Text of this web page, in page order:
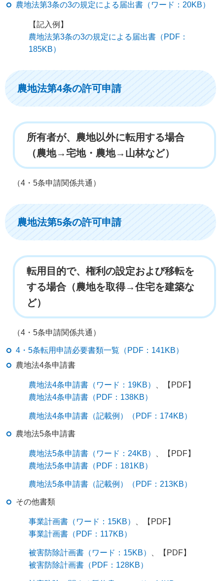
農地法第3条の3の規定による届出書（ワード：20KB）
【記入例】
農地法第3条の3の規定による届出書（PDF：
185KB）
農地法第4条の許可申請
所有者が、農地以外に転用する場合
（農地→宅地・農地→山林など）
（4・5条申請関係共通）
農地法第5条の許可申請
転用目的で、権利の設定および移転を
する場合（農地を取得→住宅を建築な
ど）
（4・5条申請関係共通）
4・5条転用申請必要書類一覧（PDF：141KB）
農地法4条申請書
農地法4条申請書（ワード：19KB）
、【PDF】
農地法4条申請書（PDF：138KB）
農地法4条申請書（記載例）（PDF：174KB）
農地法5条申請書
農地法5条申請書（ワード：24KB）
、【PDF】
農地法5条申請書（PDF：181KB）
農地法5条申請書（記載例）（PDF：213KB）
その他書類
事業計画書（ワード：15KB）
、【PDF】
事業計画書（PDF：117KB）
被害防除計画書（ワード：15KB）
、【PDF】
被害防除計画書（PDF：128KB）